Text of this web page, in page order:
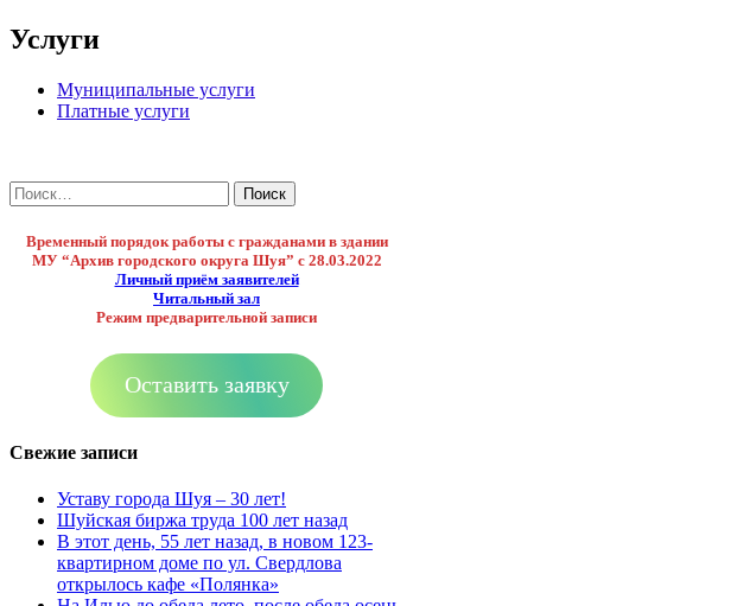
Услуги
Муниципальные услуги
Платные услуги
Найти:
Временный порядок работы с гражданами в здании
МУ “Архив городского округа Шуя” с 28.03.2022
Личный приём заявителей
Читальный зал
Режим предварительной записи
Оставить заявку
Свежие записи
Уставу города Шуя – 30 лет!
Шуйская биржа труда 100 лет назад
В этот день, 55 лет назад, в новом 123-
квартирном доме по ул. Свердлова
открылось кафе «Полянка»